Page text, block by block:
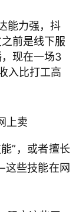
能力强，抖
前是线下服
现在一场3
入比打工高
上卖
”，或者擅长
些技能在网